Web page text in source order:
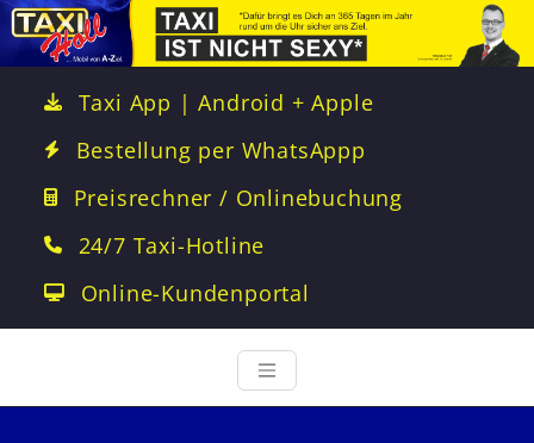
Taxi App | Android + Apple
Bestellung per WhatsAppp
Preisrechner / Onlinebuchung
24/7 Taxi-Hotline
Online-Kundenportal